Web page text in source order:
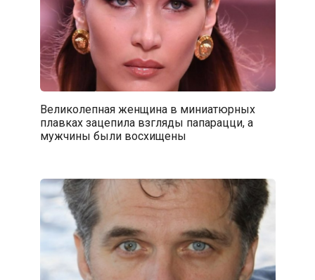
Великолепная женщина в миниатюрных
плавках зацепила взгляды папарацци, а
мужчины были восхищены